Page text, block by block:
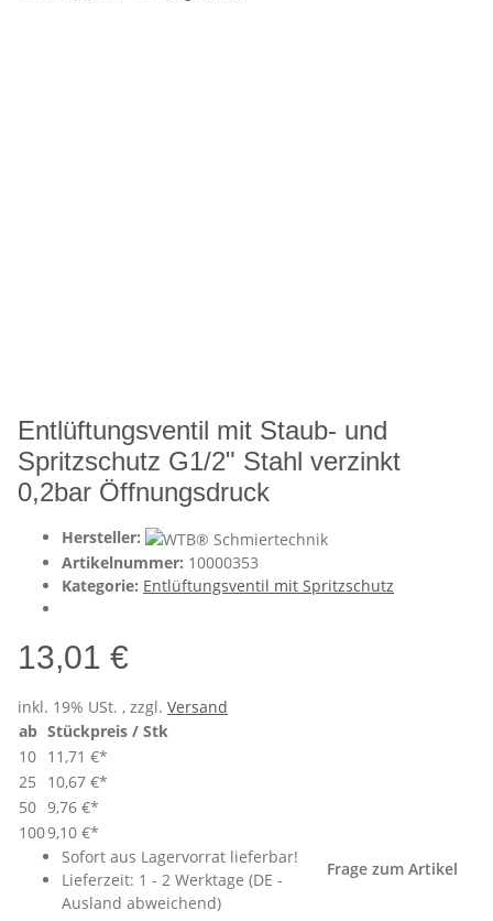
Entlüftungsventil mit Staub- und
Spritzschutz G1/2" Stahl verzinkt
0,2bar Öffnungsdruck
Hersteller:
Artikelnummer: 10000353
Kategorie: Entlüftungsventil mit Spritzschutz
13,01 €
inkl. 19% USt. , zzgl. Versand
ab Stückpreis / Stk
10 11,71 €*
25
10,67 €*
50 9,76 €*
1009,10 €*
Sofort aus Lagervorrat lieferbar!
Lieferzeit: 1 - 2 Werktage (DE -
Ausland abweichend)
Frage zum Artikel